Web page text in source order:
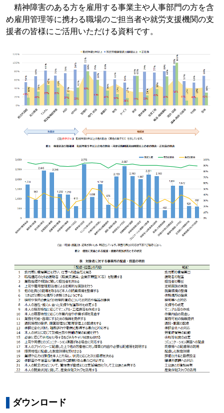
精神障害のある方を雇用する事業主や人事部門の方を含
め雇用管理等に携わる職場のご担当者や就労支援機関の支
援者の皆様にご活用いただける資料です。
ダウンロード